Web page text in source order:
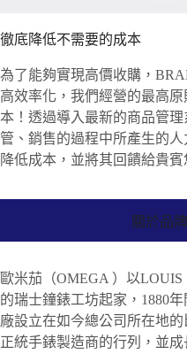
徹底降低不需要的成本
為了能夠實現高價收購，
高效率化，我們經營的最高
本！透過導入最新的商品管
管、銷售的過程中所產生的
降低成本，並將其回饋給貴賓
關於品
歐米茄（OMEGA ）以
的瑞士鐘錶工坊起家，1880
廠設立在如今總公司所在地
正統手錶製造商的行列，並